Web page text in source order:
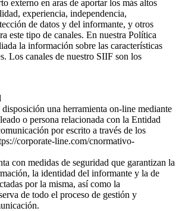
externo en aras de aportar los más altos
experiencia, independencia,
de datos y del informante, y otros
este tipo de canales. En nuestra Política
la información sobre las características
Los canales de nuestro SIIF son los
una herramienta on-line mediante
o persona relacionada con la Entidad
por escrito a través de los
corporate-line.com/cnormativo-
con medidas de seguridad que garantizan la
la identidad del informante y la de
por la misma, así como la
de todo el proceso de gestión y